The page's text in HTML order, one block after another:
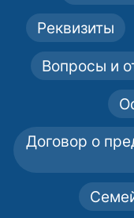
Реквизиты
Вопросы и
Договор о